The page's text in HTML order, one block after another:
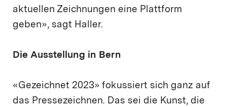
aktuellen Zeichnungen eine Plattform
geben», sagt Haller.
Die Ausstellung in Bern
«Gezeichnet 2023» fokussiert sich ganz auf
das Pressezeichnen. Das sei die Kunst, die